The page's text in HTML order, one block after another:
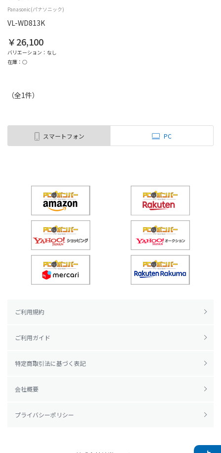
Panasonic(パナソニック)
VL-WD813K
￥26,100
バリエーション：なし
在庫：○
（全1件）
スマートフォン PC
ご利用規約
ご利用ガイド
特定商取引法に基づく表記
会社概要
プライバシーポリシー